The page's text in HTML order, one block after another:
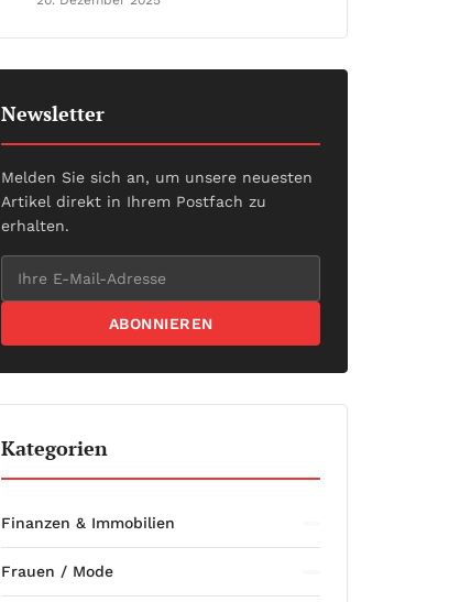
Newsletter
Melden Sie sich an, um unsere neuesten
Artikel direkt in Ihrem Postfach zu
erhalten.
ABONNIEREN
Kategorien
Finanzen & Immobilien
Frauen / Mode